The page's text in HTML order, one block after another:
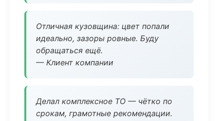
Отличная кузовщина: цвет попали
идеально, зазоры ровные. Буду
обращаться ещё.
— Клиент компании
Делал комплексное ТО — чётко по
срокам, грамотные рекомендации.